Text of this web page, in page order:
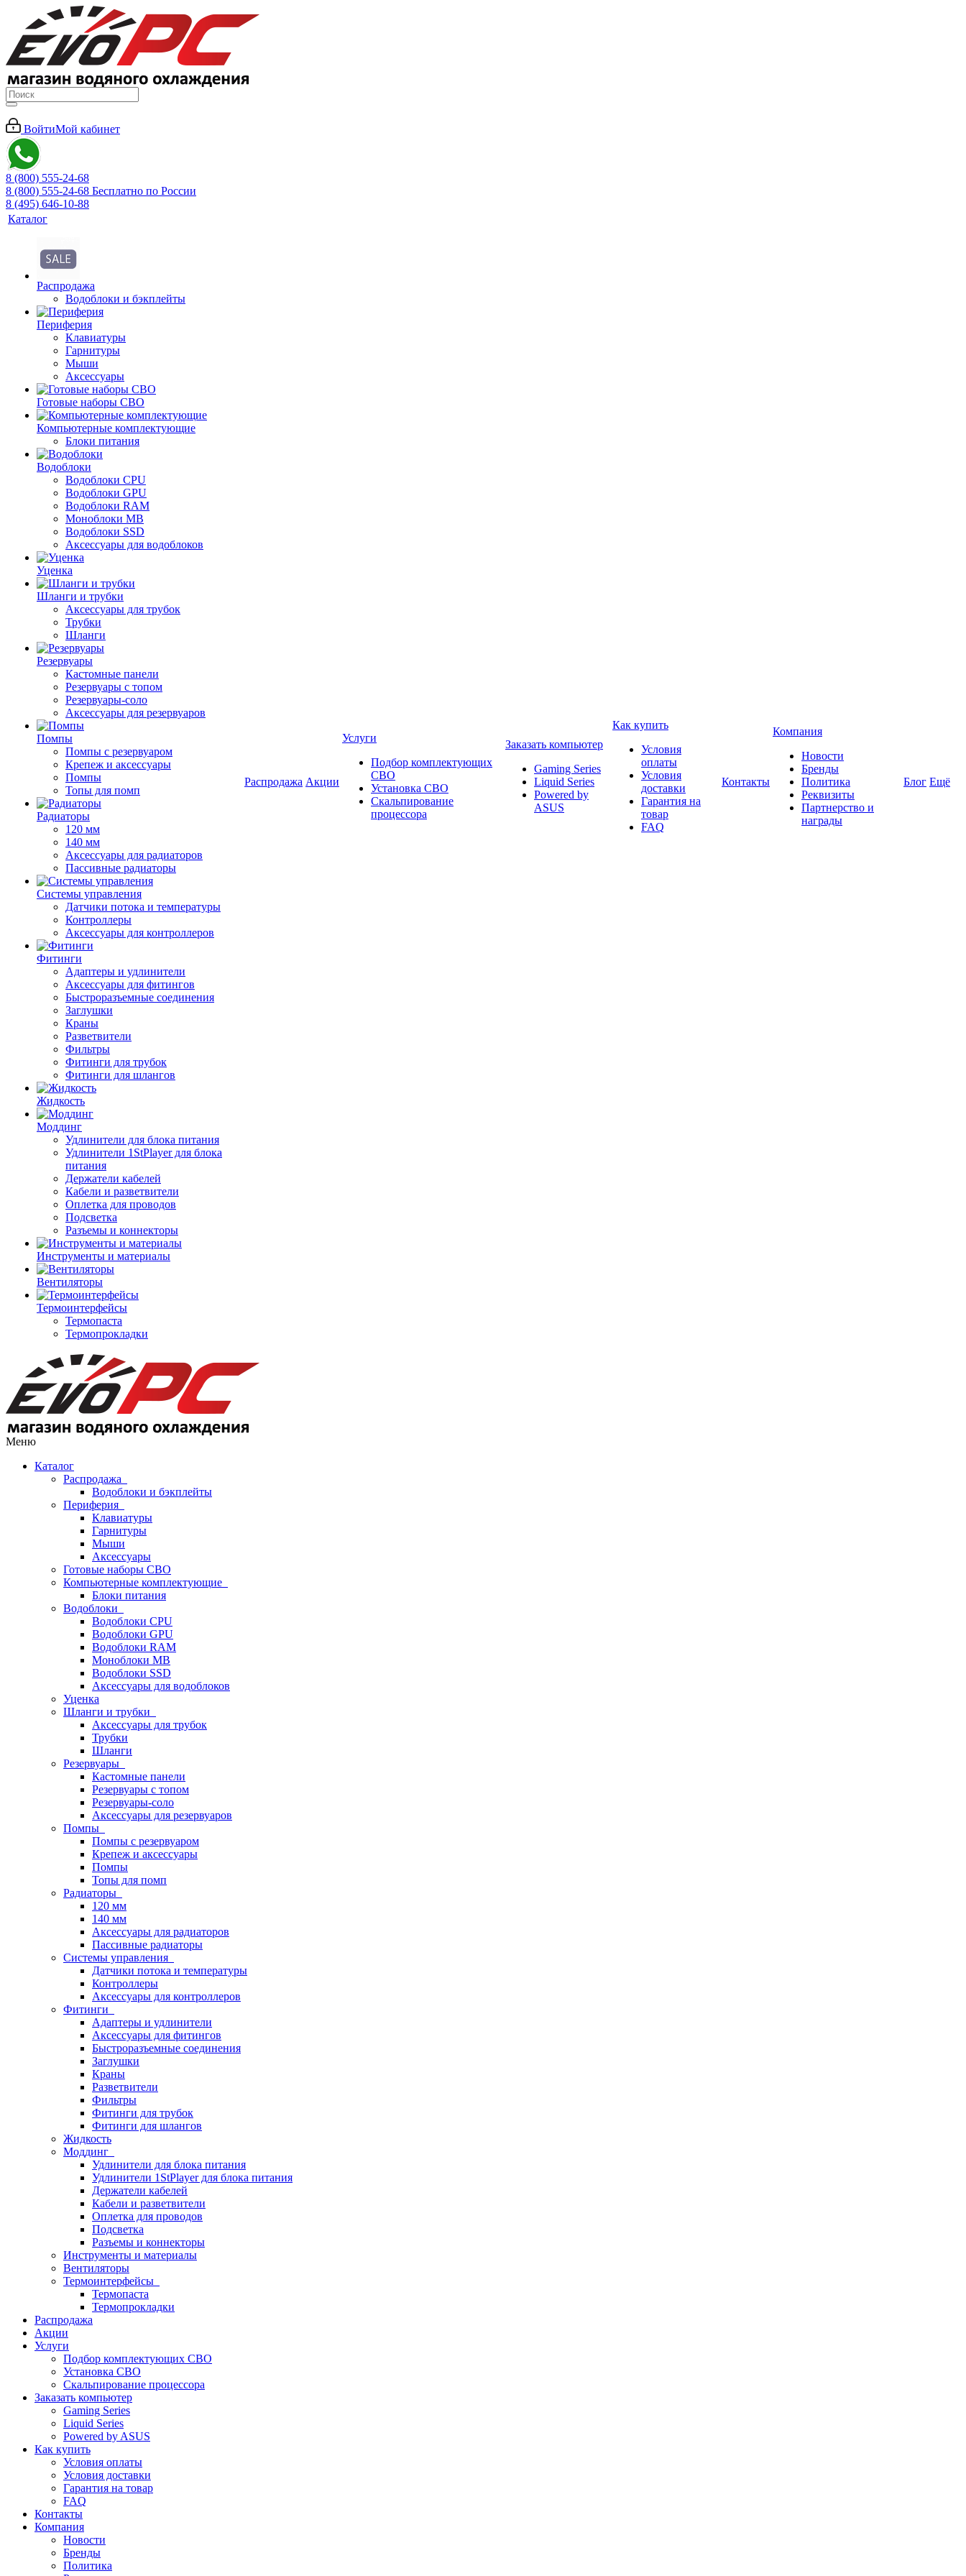
ВойтиМой кабинет
8 (800) 555-24-68
8 (800) 555-24-68 Бесплатно по России
8 (495) 646-10-88
Каталог
Распродажа
Водоблоки и бэкплейты
Периферия
Клавиатуры
Гарнитуры
Мыши
Аксессуары
Готовые наборы СВО
Компьютерные комплектующие
Блоки питания
Водоблоки
Водоблоки CPU
Водоблоки GPU
Водоблоки RAM
Моноблоки MB
Водоблоки SSD
Аксессуары для водоблоков
Уценка
Шланги и трубки
Аксессуары для трубок
Трубки
Шланги
Резервуары
Кастомные панели
Резервуары с топом
Резервуары-соло
Аксессуары для резервуаров
Помпы
Помпы с резервуаром
Крепеж и аксессуары
Помпы
Топы для помп
Радиаторы
120 мм
140 мм
Аксессуары для радиаторов
Пассивные радиаторы
Системы управления
Датчики потока и температуры
Контроллеры
Аксессуары для контроллеров
Фитинги
Адаптеры и удлинители
Аксессуары для фитингов
Быстроразъемные соединения
Заглушки
Краны
Разветвители
Фильтры
Фитинги для трубок
Фитинги для шлангов
Жидкость
Моддинг
Удлинители для блока питания
Удлинители 1StPlayer для блока
питания
Держатели кабелей
Кабели и разветвители
Оплетка для проводов
Подсветка
Разъемы и коннекторы
Инструменты и материалы
Вентиляторы
Термоинтерфейсы
Термопаста
Термопрокладки
Распродажа Акции
Услуги
Подбор комплектующих
СВО
Установка СВО
Скальпирование
процессора
Заказать компьютер
Gaming Series
Liquid Series
Powered by
ASUS
Как купить
Условия
оплаты
Условия
доставки
Гарантия на
товар
FAQ
Контакты
Компания
Новости
Бренды
Политика
Реквизиты
Партнерство и
награды
Блог Ещё
Меню
Каталог
Распродажа
Водоблоки и бэкплейты
Периферия
Клавиатуры
Гарнитуры
Мыши
Аксессуары
Готовые наборы СВО
Компьютерные комплектующие
Блоки питания
Водоблоки
Водоблоки CPU
Водоблоки GPU
Водоблоки RAM
Моноблоки MB
Водоблоки SSD
Аксессуары для водоблоков
Уценка
Шланги и трубки
Аксессуары для трубок
Трубки
Шланги
Резервуары
Кастомные панели
Резервуары с топом
Резервуары-соло
Аксессуары для резервуаров
Помпы
Помпы с резервуаром
Крепеж и аксессуары
Помпы
Топы для помп
Радиаторы
120 мм
140 мм
Аксессуары для радиаторов
Пассивные радиаторы
Системы управления
Датчики потока и температуры
Контроллеры
Аксессуары для контроллеров
Фитинги
Адаптеры и удлинители
Аксессуары для фитингов
Быстроразъемные соединения
Заглушки
Краны
Разветвители
Фильтры
Фитинги для трубок
Фитинги для шлангов
Жидкость
Моддинг
Удлинители для блока питания
Удлинители 1StPlayer для блока питания
Держатели кабелей
Кабели и разветвители
Оплетка для проводов
Подсветка
Разъемы и коннекторы
Инструменты и материалы
Вентиляторы
Термоинтерфейсы
Термопаста
Термопрокладки
Распродажа
Акции
Услуги
Подбор комплектующих СВО
Установка СВО
Скальпирование процессора
Заказать компьютер
Gaming Series
Liquid Series
Powered by ASUS
Как купить
Условия оплаты
Условия доставки
Гарантия на товар
FAQ
Контакты
Компания
Новости
Бренды
Политика